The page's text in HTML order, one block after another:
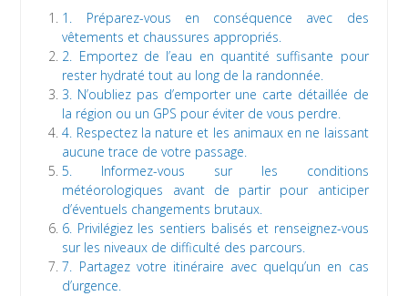
1. Préparez-vous en conséquence avec des
vêtements et chaussures appropriés.
2. Emportez de l’eau en quantité suffisante pour
rester hydraté tout au long de la randonnée.
3. N’oubliez pas d’emporter une carte détaillée de
la région ou un GPS pour éviter de vous perdre.
4. Respectez la nature et les animaux en ne laissant
aucune trace de votre passage.
5. Informez-vous sur les conditions
météorologiques avant de partir pour anticiper
d’éventuels changements brutaux.
6. Privilégiez les sentiers balisés et renseignez-vous
sur les niveaux de difficulté des parcours.
7. Partagez votre itinéraire avec quelqu’un en cas
d’urgence.